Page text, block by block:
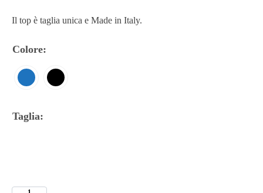
Il top è taglia unica e Made in Italy.
Colore:
Taglia: